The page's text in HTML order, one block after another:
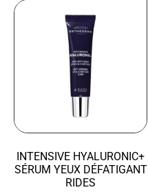
INTENSIVE HYALURONIC+
SÉRUM YEUX DÉFATIGANT
RIDES